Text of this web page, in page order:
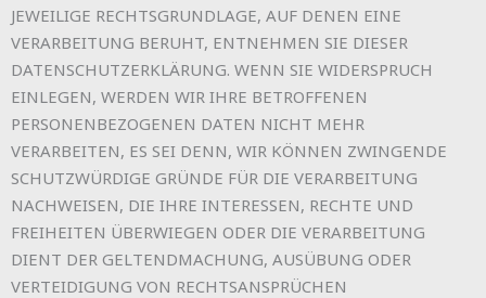
JEWEILIGE RECHTSGRUNDLAGE, AUF DENEN EINE
VERARBEITUNG BERUHT, ENTNEHMEN SIE DIESER
DATENSCHUTZERKLÄRUNG. WENN SIE WIDERSPRUCH
EINLEGEN, WERDEN WIR IHRE BETROFFENEN
PERSONENBEZOGENEN DATEN NICHT MEHR
VERARBEITEN, ES SEI DENN, WIR KÖNNEN ZWINGENDE
SCHUTZWÜRDIGE GRÜNDE FÜR DIE VERARBEITUNG
NACHWEISEN, DIE IHRE INTERESSEN, RECHTE UND
FREIHEITEN ÜBERWIEGEN ODER DIE VERARBEITUNG
DIENT DER GELTENDMACHUNG, AUSÜBUNG ODER
VERTEIDIGUNG VON RECHTSANSPRÜCHEN